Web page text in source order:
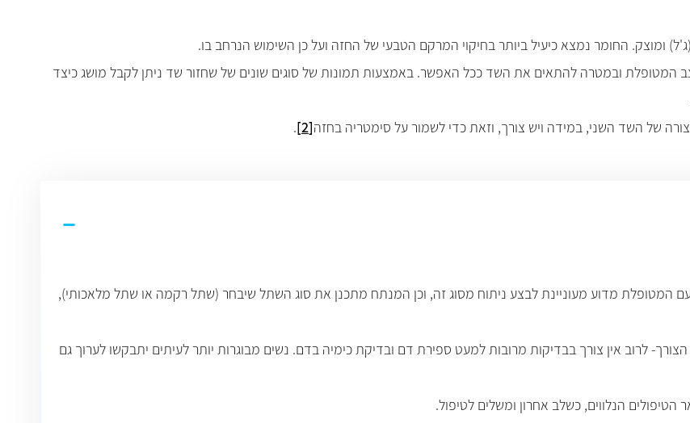
ומוצק. החומר נמצא כיעיל ביותר בחיקוי המרקם הטבעי של החזה ועל כן השימוש הנרחב בו.
המטופלת ובמטרה להתאים את השד ככל האפשר. באמצעות תמונות של סוגים שונים של שחזור שד ניתן לקבל מושג כיצד
של השד השני, במידה ויש צורך, וזאת כדי לשמור על סימטריה בחזה[2]
.
המטופלת מדוע מעוניינת לבצע ניתוח מסוג זה, וכן המנתח מתכנן את סוג השתל שיבחר (שתל רקמה או שתל מלאכותי),
לרוב אין צורך בבדיקות מרובות למעט ספירת דם ובדיקת כימיה בדם. נשים מבוגרות יותר לעיתים יתבקשו לערוך גם
הנלווים, כשלב אחרון ומשלים לטיפול.